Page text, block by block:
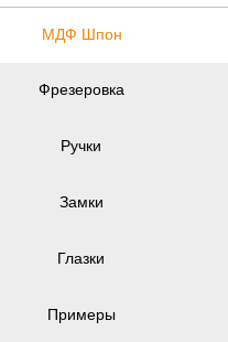
МДФ Шпон
Фрезеровка
Ручки
Замки
Глазки
Примеры